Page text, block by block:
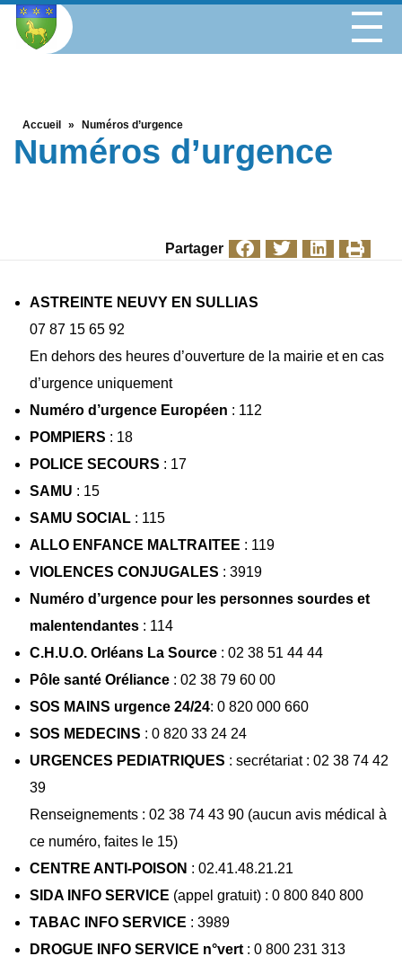
Accueil » Numéros d’urgence
Numéros d’urgence
Partager
ASTREINTE NEUVY EN SULLIAS
07 87 15 65 92
En dehors des heures d’ouverture de la mairie et en cas
d’urgence uniquement
Numéro d’urgence Européen : 112
POMPIERS : 18
POLICE SECOURS : 17
SAMU : 15
SAMU SOCIAL: 115
ALLO ENFANCE MALTRAITEE : 119
VIOLENCES CONJUGALES : 3919
Numéro d’urgence pour les personnes sourdes et
malentendantes: 114
C.H.U.O. Orléans La Source: 02 38 51 44 44
Pôle santé Oréliance: 02 38 79 60 00
SOS MAINS urgence 24/24: 0 820 000 660
SOS MEDECINS : 0 820 33 24 24
URGENCES PEDIATRIQUES : secrétariat : 02 38 74 42
39
Renseignements : 02 38 74 43 90 (aucun avis médical à
ce numéro, faites le 15)
CENTRE ANTI-POISON : 02.41.48.21.21
SIDA INFO SERVICE (appel gratuit) : 0 800 840 800
TABAC INFO SERVICE : 3989
DROGUE INFO SERVICE n°vert: 0 800 231 313